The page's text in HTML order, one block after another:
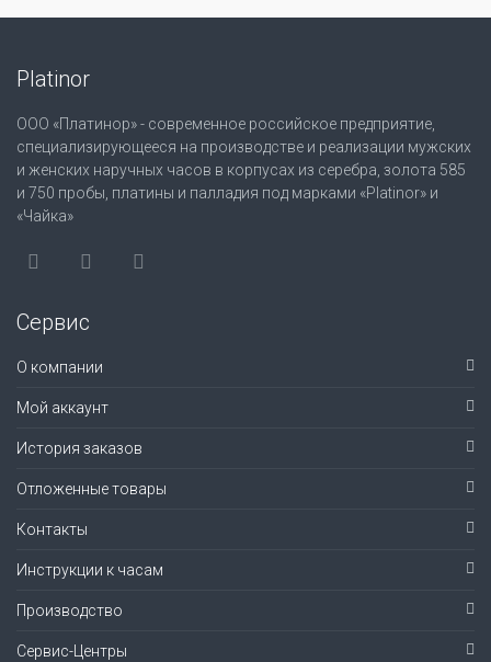
Platinor
ООО «Платинор» - современное российское предприятие,
специализирующееся на производстве и реализации мужских
и женских наручных часов в корпусах из серебра, золота 585
и 750 пробы, платины и палладия под марками «Platinor» и
«Чайка»
Сервис
О компании
Мой аккаунт
История заказов
Отложенные товары
Контакты
Инструкции к часам
Производство
Сервис-Центры